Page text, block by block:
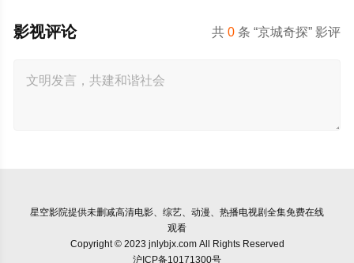
共0 条 “京城奇探” 影评
影视评论
星空影院提供未删减高清电影、综艺、动漫、热播电视剧全集免费在线
观看
Copyright © 2023 jnlybjx.com All Rights Reserved
沪ICP备10171300号